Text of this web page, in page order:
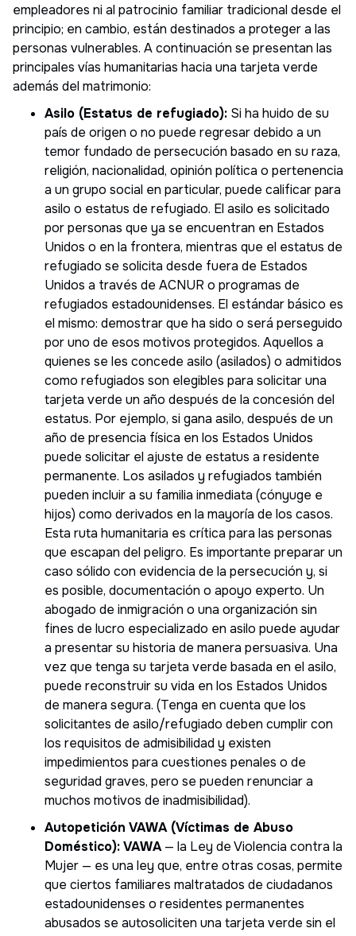
empleadores ni al patrocinio familiar tradicional desde el
principio; en cambio, están destinados a proteger a las
personas vulnerables. A continuación se presentan las
principales vías humanitarias hacia una tarjeta verde
además del matrimonio:
Asilo (Estatus de refugiado): Si ha huido de su
país de origen o no puede regresar debido a un
temor fundado de persecución basado en su raza,
religión, nacionalidad, opinión política o pertenencia
a un grupo social en particular, puede calificar para
asilo o estatus de refugiado. El asilo es solicitado
por personas que ya se encuentran en Estados
Unidos o en la frontera, mientras que el estatus de
refugiado se solicita desde fuera de Estados
Unidos a través de ACNUR o programas de
refugiados estadounidenses. El estándar básico es
el mismo: demostrar que ha sido o será perseguido
por uno de esos motivos protegidos. Aquellos a
quienes se les concede asilo (asilados) o admitidos
como refugiados son elegibles para solicitar una
tarjeta verde un año después de la concesión del
estatus. Por ejemplo, si gana asilo, después de un
año de presencia física en los Estados Unidos
puede solicitar el ajuste de estatus a residente
permanente. Los asilados y refugiados también
pueden incluir a su familia inmediata (cónyuge e
hijos) como derivados en la mayoría de los casos.
Esta ruta humanitaria es crítica para las personas
que escapan del peligro. Es importante preparar un
caso sólido con evidencia de la persecución y, si
es posible, documentación o apoyo experto. Un
abogado de inmigración o una organización sin
fines de lucro especializado en asilo puede ayudar
a presentar su historia de manera persuasiva. Una
vez que tenga su tarjeta verde basada en el asilo,
puede reconstruir su vida en los Estados Unidos
de manera segura. (Tenga en cuenta que los
solicitantes de asilo/refugiado deben cumplir con
los requisitos de admisibilidad y existen
impedimientos para cuestiones penales o de
seguridad graves, pero se pueden renunciar a
muchos motivos de inadmisibilidad).
Autopetición VAWA (Víctimas de Abuso
Doméstico):VAWA— la Ley de Violencia contra la
Mujer — es una ley que, entre otras cosas, permite
que ciertos familiares maltratados de ciudadanos
estadounidenses o residentes permanentes
abusados se autosoliciten una tarjeta verde sin el